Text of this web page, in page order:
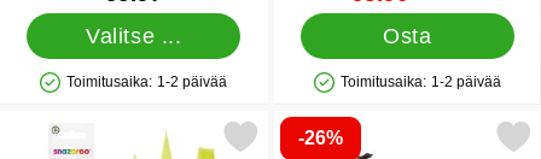
Valitse ...
Saatavuus: Varastossa
Toimitusaika: 1-2 päivää
Osta
Saatavuus: Varastossa
Toimitusaika: 1-2 päivää
Merkitse meikkisivellinsetti Snazaroo suosikiksi
-26%
Merkitse